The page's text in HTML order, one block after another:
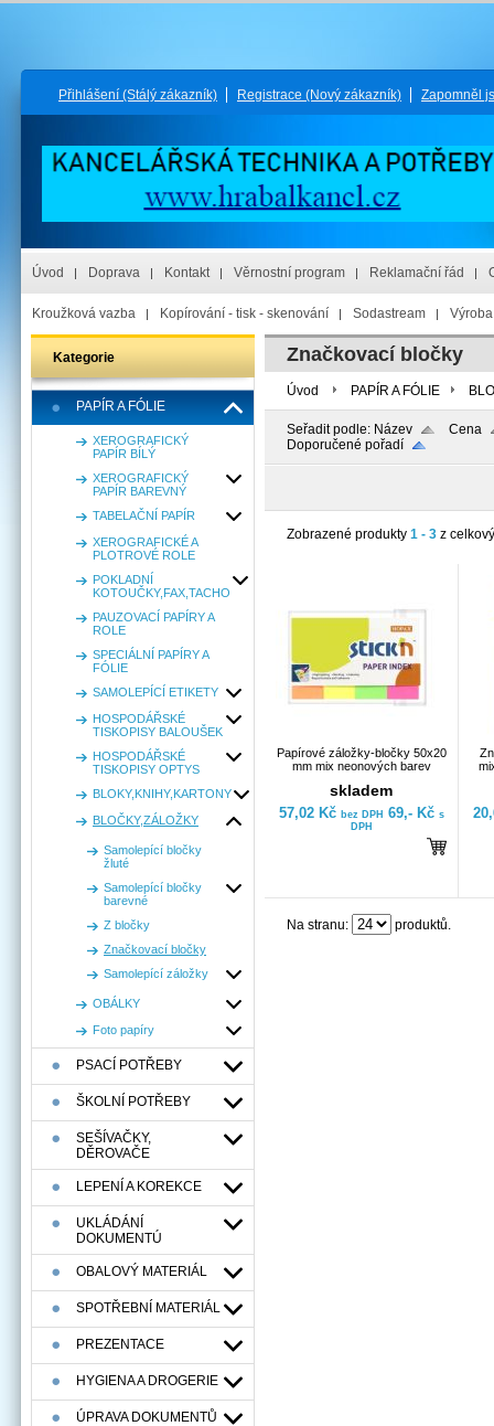
Přihlášení (Stálý zákazník) Registrace (Nový zákazník) Zapomněl
Úvod Doprava Kontakt Věrnostní program Reklamační řád
Kroužková vazba Kopírování - tisk - skenování Sodastream
Kategorie
PAPÍR A FÓLIE
XEROGRAFICKÝ
PAPÍR BÍLÝ
XEROGRAFICKÝ
PAPÍR BAREVNÝ
TABELAČNÍ PAPÍR
XEROGRAFICKÉ A
PLOTROVÉ ROLE
POKLADNÍ
KOTOUČKY,FAX,TACHO
PAUZOVACÍ PAPÍRY A
ROLE
SPECIÁLNÍ PAPÍRY A
FÓLIE
SAMOLEPÍCÍ ETIKETY
HOSPODÁŘSKÉ
TISKOPISY BALOUŠEK
HOSPODÁŘSKÉ
TISKOPISY OPTYS
BLOKY,KNIHY,KARTONY
BLOČKY,ZÁLOŽKY
Samolepící bločky
žluté
Samolepící bločky
barevné
Z bločky
Značkovací bločky
Samolepící záložky
OBÁLKY
Foto papíry
PSACÍ POTŘEBY
ŠKOLNÍ POTŘEBY
SEŠÍVAČKY,
DĚROVAČE
LEPENÍ A KOREKCE
UKLÁDÁNÍ
DOKUMENTÚ
OBALOVÝ MATERIÁL
SPOTŘEBNÍ MATERIÁL
PREZENTACE
HYGIENA A DROGERIE
ÚPRAVA DOKUMENTŮ
Značkovací bločky
Úvod PAPÍR A FÓLIE
Seřadit podle: Název
Cena
Doporučené pořadí
Zobrazené produkty 1 - 3 z
Papírové záložky-bločky 50x20
mm mix neonových barev
skladem
57,02 Kč bez DPH 69,- Kč s
DPH
Na stranu: produktů.